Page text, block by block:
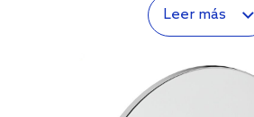
Leer más